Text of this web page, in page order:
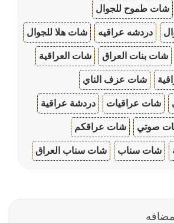
شات طموح للجوال
دردشه عراقيه شات هلا للجوال
شات بنات العراق شات العراقية
شات عزف الناي
شات عراقيات دردشة عراقية
صوتي شات عراقكم
شات سناب شات سناب العراق